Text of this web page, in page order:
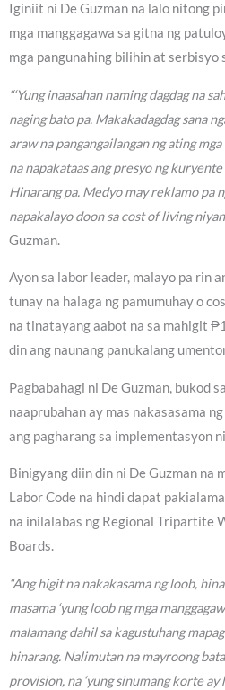
Iginiit ni De Guzman na lalo nitong
mga manggagawa sa gitna ng
mga pangunahing bilihin at serbisyo
“‘Yung inaasahan naming dagdag na
naging bato pa. Makakadagdag sana
araw na pangangailangan ng ating
na napakataas ang presyo ng
Hinarang pa. Medyo may reklamo pa
napakalayo doon sa cost of living
Guzman.
Ayon sa labor leader, malayo pa rin
tunay na halaga ng pamumuhay o
na tinatayang aabot na sa mahigit
din ang naunang panukalang
Pagbabahagi ni De Guzman, bukod
naaprubahan ay mas nakasasama
ang pagharang sa implementasyon
Binigyang diin din ni De Guzman na
Labor Code na hindi dapat
na inilalabas ng Regional Tripartite
Boards.
“Ang higit na nakakasama ng loob,
masama ‘yung loob ng mga
malamang dahil sa kagustuhang
hinarang. Nalimutan na mayroong
provision, na ‘yung sinumang korte